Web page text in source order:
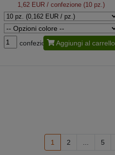
1,62 EUR/ confezione (10 pz.)
confezione Aggiungi al carrello
1 2 5